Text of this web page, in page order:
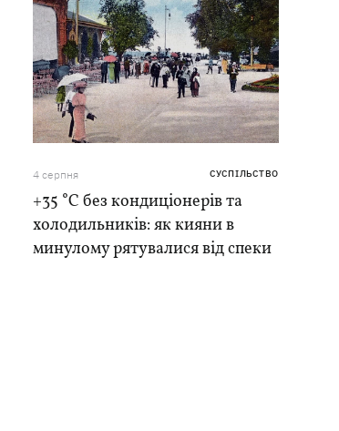
4 серпня СУСПІЛЬСТВО
+35 °C без кондиціонерів та
холодильників: як кияни в
минулому рятувалися від спеки